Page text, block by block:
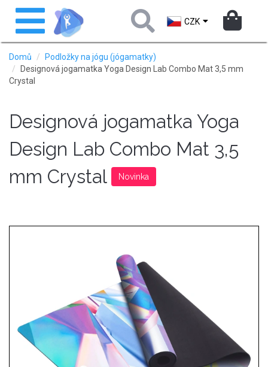
Přejít
hlavnímu
obsahu
Toggle
navigation
CZK
Domů
Podložky na jógu (jógamatky)
Designová jogamatka Yoga Design Lab Combo Mat 3,5 mm
Crystal
Designová jogamatka Yoga
Design Lab Combo Mat 3,5
mm Crystal
Novinka